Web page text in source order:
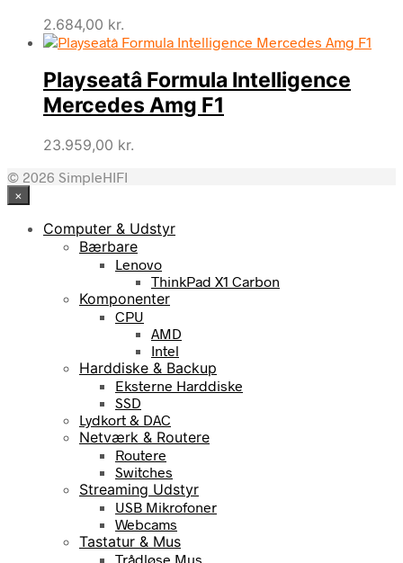
2.684,00 kr.
Playseatâ Formula Intelligence
Mercedes Amg F1
23.959,00 kr.
© 2026 SimpleHIFI
×
Computer & Udstyr
Bærbare
Lenovo
ThinkPad X1 Carbon
Komponenter
CPU
AMD
Intel
Harddiske & Backup
Eksterne Harddiske
SSD
Lydkort & DAC
Netværk & Routere
Routere
Switches
Streaming Udstyr
USB Mikrofoner
Webcams
Tastatur & Mus
Trådløse Mus